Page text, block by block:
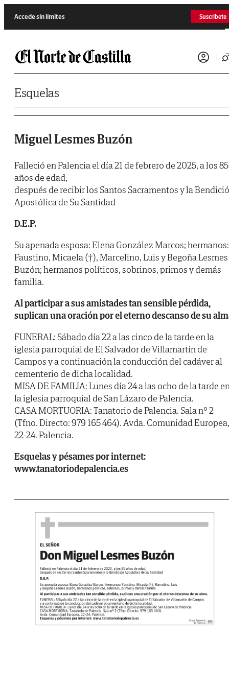
Accede sin límites Suscríbete
Esquelas
Miguel Lesmes Buzón
Falleció en Palencia el día 21 de febrero de 2025, a los 85
años de edad,
después de recibir los Santos Sacramentos y la
Apostólica de Su Santidad
D.E.P.
Su apenada esposa: Elena González Marcos; hermanos:
Faustino, Micaela (†), Marcelino, Luis y Begoña Lesmes
Buzón; hermanos políticos, sobrinos, primos y demás
familia.
Al participar a sus amistades tan sensible pérdida,
suplican una oración por el eterno descanso de su
FUNERAL: Sábado día 22 a las cinco de la tarde en la
iglesia parroquial de El Salvador de Villamartín de
Campos y a continuación la conducción del cadáver al
cementerio de dicha localidad.
MISA DE FAMILIA: Lunes día 24 a las ocho de la tarde
la iglesia parroquial de San Lázaro de Palencia.
CASA MORTUORIA: Tanatorio de Palencia. Sala nº 2
(Tfno. Directo: 979 165 464). Avda. Comunidad Europea,
22-24. Palencia.
Esquelas y pésames por internet:
www.tanatoriodepalencia.es